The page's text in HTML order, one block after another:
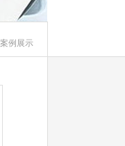
案例展示